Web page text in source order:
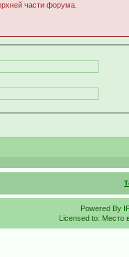
части форума.
Powered By
Licensed to: Место